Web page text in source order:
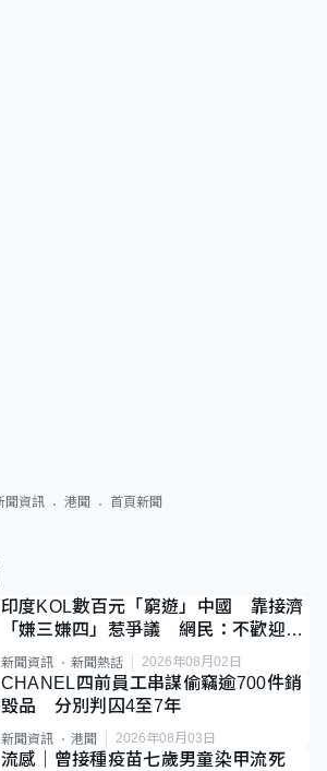
聞資訊 港聞 首頁新聞
印度KOL數百元「窮遊」中國 靠接濟
「嫌三嫌四」惹爭議 網民：不歡迎劣
質旅客
新聞資訊 新聞熱話 2026年08月02日
CHANEL四前員工串謀偷竊逾700件銷
毀品 分別判囚4至7年
新聞資訊 港聞 2026年08月03日
流感｜曾接種疫苗七歲男童染甲流死